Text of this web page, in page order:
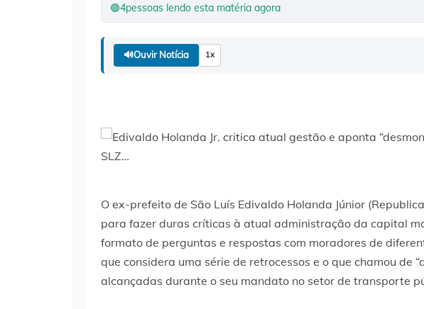
🟢4pessoas lendo esta matéria agora
🔊Ouvir Notícia 1x
O ex-prefeito de São Luís Edivaldo Holanda Júnior
para fazer duras críticas à atual administração da capital
formato de perguntas e respostas com moradores de
que considera uma série de retrocessos e o que chamou de
alcançadas durante o seu mandato no setor de transporte